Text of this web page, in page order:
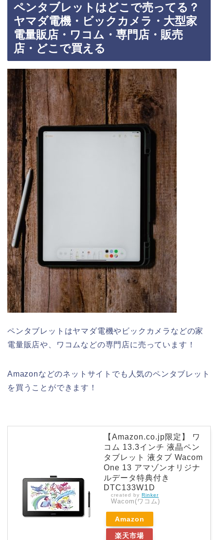
ペンタブレットはどこで売ってる？
ヤマダ電機・ビックカメラ・大型家
電量販店・ワコム・専門店・販売
店・どこで買える
ペンタブレットはヤマダ電機やビックカメラなどの家
電量販店や、ワコムなどの専門店に売っています！
Amazonなどのネットサイトでも人気のペンタブレット
を買うことができます！
【Amazon.co.jp限定】 ワ
コム 13.3インチ 液晶ペン
タブレット 液タブ Wacom
One 13 アマゾンオリジナ
ルデータ特典付き
DTC133W1D
created by Rinker
Wacom(ワコム)
Amazon
楽天市場